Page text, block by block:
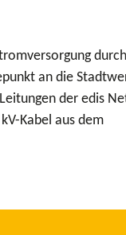
an die
der edis
Kabel aus dem